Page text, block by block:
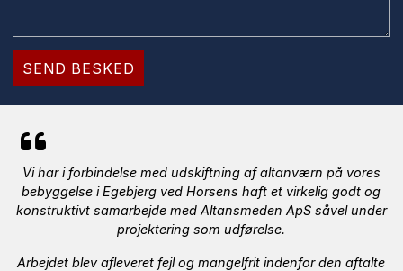
Vi har i forbindelse med udskiftning af altanværn på vores
bebyggelse i Egebjerg ved Horsens haft et virkelig godt og
konstruktivt samarbejde med Altansmeden ApS såvel under
projektering som udførelse.
Arbejdet blev afleveret fejl og mangelfrit indenfor den aftalte